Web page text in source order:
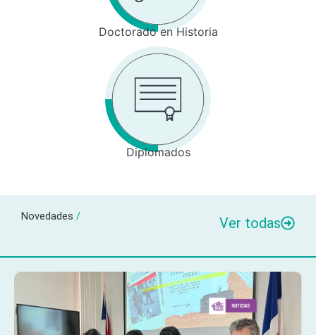
Doctorado en Historia
Diplomados
Novedades / Ver todas